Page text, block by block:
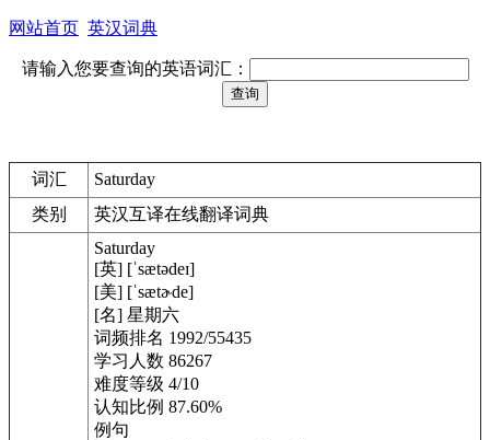
网站首页 英汉词典
请输入您要查询的英语词汇：
词汇
Saturday
类别
英汉互译在线翻译词典
Saturday
[英] [ˈsætədeɪ]
[美] [ˈsætɚde]
[名] 星期六
词频排名 1992/55435
学习人数 86267
难度等级 4/10
认知比例 87.60%
例句